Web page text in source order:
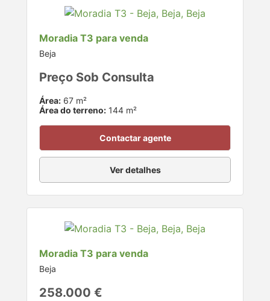
Moradia T3 para venda
Beja
Preço Sob Consulta
Área: 67 m²
Área do terreno: 144 m²
Contactar agente
Ver detalhes
Moradia T3 para venda
Beja
258.000 €